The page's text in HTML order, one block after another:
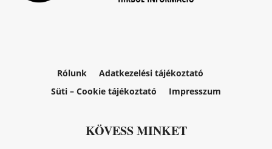
Rólunk
Adatkezelési tájékoztató
Süti – Cookie tájékoztató
Impresszum
KÖVESS MINKET